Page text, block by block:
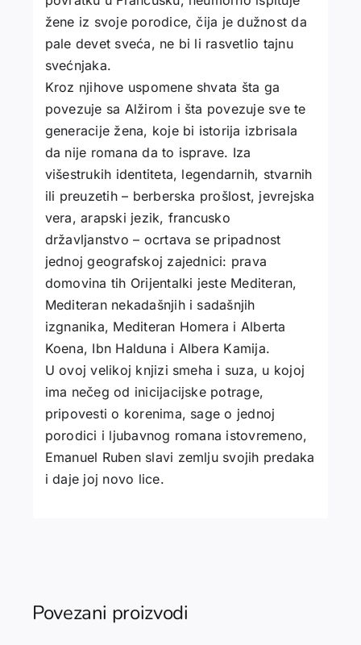
žene iz svoje porodice, čija je dužnost da
pale devet sveća, ne bi li rasvetlio tajnu
svećnjaka.
Kroz njihove uspomene shvata šta ga
povezuje sa Alžirom i šta povezuje sve te
generacije žena, koje bi istorija izbrisala
da nije romana da to isprave. Iza
višestrukih identiteta, legendarnih, stvarnih
ili preuzetih – berberska prošlost, jevrejska
vera, arapski jezik, francusko
državljanstvo – ocrtava se pripadnost
jednoj geografskoj zajednici: prava
domovina tih Orijentalki jeste Mediteran,
Mediteran nekadašnjih i sadašnjih
izgnanika, Mediteran Homera i Alberta
Koena, Ibn Halduna i Albera Kamija.
U ovoj velikoj knjizi smeha i suza, u kojoj
ima nečeg od inicijacijske potrage,
pripovesti o korenima, sage o jednoj
porodici i ljubavnog romana istovremeno,
Emanuel Ruben slavi zemlju svojih predaka
i daje joj novo lice.
Povezani proizvodi